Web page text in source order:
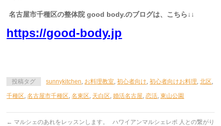
名古屋市千種区の整体院 good body.のブログは、こちら↓↓
https://good-body.jp
投稿タグ sunnykitchen お料理教室 ,初心者向け ,初心者向けお料理 ,北区
千種区 ,名古屋市千種区 ,名東区 天白区 ,婚活名古屋 ,恋活 ,東山公園
← マルシェのあれをレッスンします。
ハワイアンマルシェレポ 人との繋がり